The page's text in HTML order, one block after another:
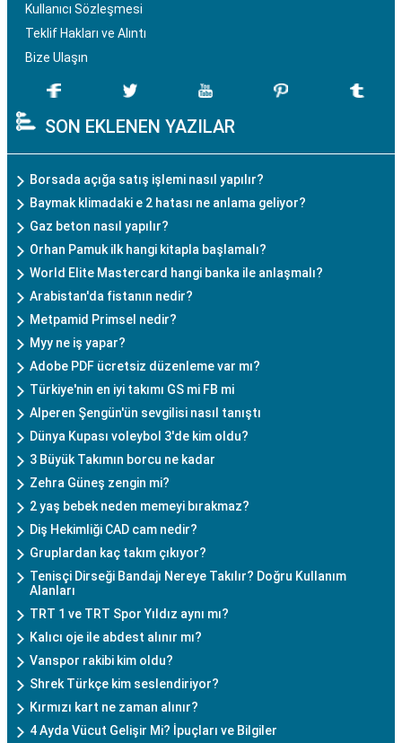
Kullanıcı Sözleşmesi
Teklif Hakları ve Alıntı
Bize Ulaşın
SON EKLENEN YAZILAR
Borsada açığa satış işlemi nasıl yapılır?
Baymak klimadaki e 2 hatası ne anlama geliyor?
Gaz beton nasıl yapılır?
Orhan Pamuk ilk hangi kitapla başlamalı?
World Elite Mastercard hangi banka ile anlaşmalı?
Arabistan'da fistanın nedir?
Metpamid Primsel nedir?
Myy ne iş yapar?
Adobe PDF ücretsiz düzenleme var mı?
Türkiye'nin en iyi takımı GS mi FB mi
Alperen Şengün'ün sevgilisi nasıl tanıştı
Dünya Kupası voleybol 3'de kim oldu?
3 Büyük Takımın borcu ne kadar
Zehra Güneş zengin mi?
2 yaş bebek neden memeyi bırakmaz?
Diş Hekimliği CAD cam nedir?
Gruplardan kaç takım çıkıyor?
Tenisçi Dirseği Bandajı Nereye Takılır? Doğru Kullanım
Alanları
TRT 1 ve TRT Spor Yıldız aynı mı?
Kalıcı oje ile abdest alınır mı?
Vanspor rakibi kim oldu?
Shrek Türkçe kim seslendiriyor?
Kırmızı kart ne zaman alınır?
4 Ayda Vücut Gelişir Mi? İpuçları ve Bilgiler